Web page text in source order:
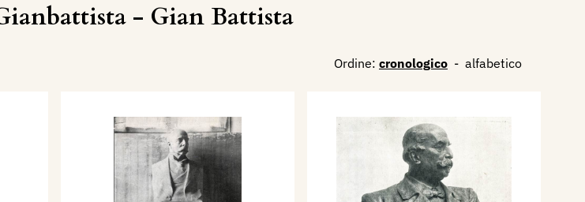
- Gian Battista
Ordine: cronologico - alfabetico